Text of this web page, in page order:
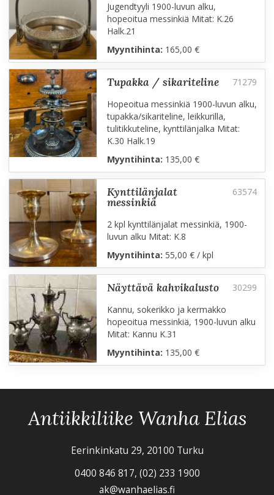
Jugendtyyli 1900-luvun alku,
hopeoitua messinkiä Mitat: K.26
Halk.21
Myyntihinta: 165,00 €
tupakka / sikariteline
Hopeoitua messinkiä 1900-luvun alku,
tupakka/sikariteline, leikkurilla,
tulitikkuteline, kynttilänjalka Mitat:
K.30 Halk.19
Myyntihinta: 135,00 €
kynttilänjalat
messinkiä
2 kpl kynttilänjalat messinkiä, 1900-
luvun alku Mitat: K.8
Myyntihinta: 55,00 € / kpl
näyttävä kahvikalusto
Kannu, sokerikko ja kermakko
hopeoitua messinkiä, 1900-luvun alku
Mitat: Kannu K.31
Myyntihinta: 135,00 €
Antiikkiliike Wanha Elias
Eerinkinkatu 29, 20100 Turku
0400 846 817, (02) 233 1900
ak@wanhaelias.fi